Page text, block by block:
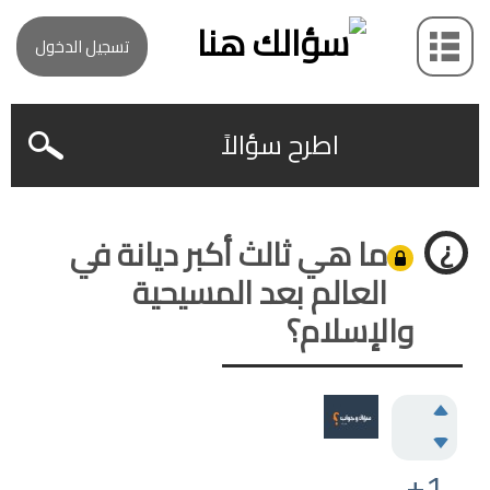
تسجيل الدخول
اطرح سؤالاً
ما هي ثالث أكبر ديانة في
العالم بعد المسيحية
والإسلام؟